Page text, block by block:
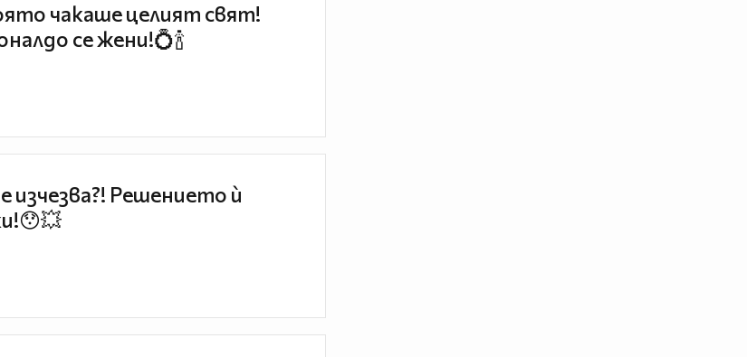
чакаше целият свят!
се жени!💍🍾
изчезва?! Решението ѝ